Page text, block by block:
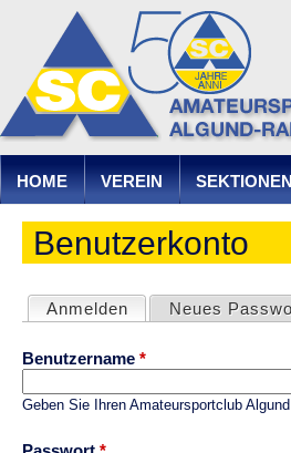
HOME VEREIN SEKTIONEN
Benutzerkonto
Anmelden (aktiver Reiter)
Neues
Benutzername *
Geben Sie Ihren Amateursportclub